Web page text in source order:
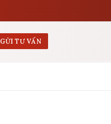
GỬI TƯ VẤN